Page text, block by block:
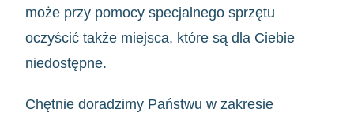
może przy pomocy specjalnego sprzętu
oczyścić także miejsca, które są dla Ciebie
niedostępne.
Chętnie doradzimy Państwu w zakresie